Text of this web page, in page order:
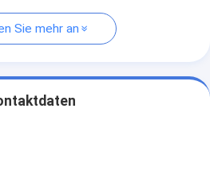
Sie mehr an